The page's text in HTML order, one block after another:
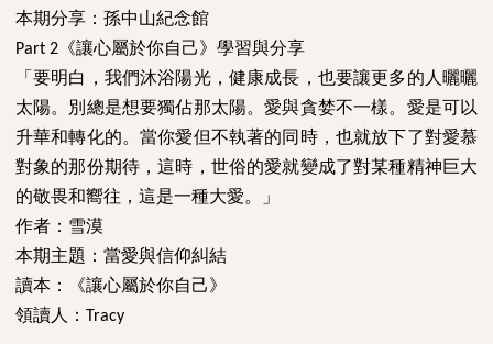
本期分享：孫中山紀念館
Part 2 《讓心屬於你自己》學習與分享
「要明白，我們沐浴陽光，健康成長，也要讓更多的人曬曬
太陽。別總是想要獨佔那太陽。愛與貪婪不一樣。愛是可以
升華和轉化的。當你愛但不執著的同時，也就放下了對愛慕
對象的那份期待，這時，世俗的愛就變成了對某種精神巨大
的敬畏和嚮往，這是一種大愛。」
作者：雪漠
本期主題：當愛與信仰糾結
讀本：《讓心屬於你自己》
領讀人： Tracy